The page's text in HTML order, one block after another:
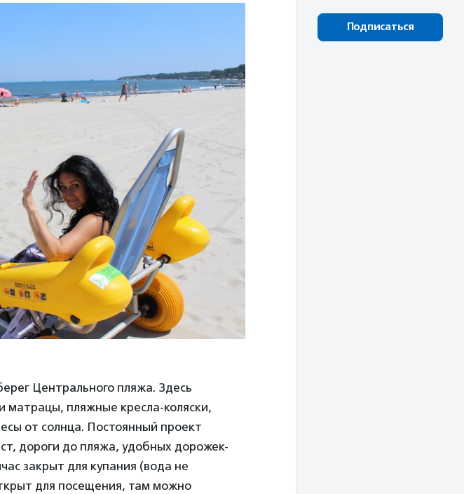
Центрального пляжа. Здесь
матрацы, пляжные кресла-коляски,
от солнца. Постоянный проект
дороги до пляжа, удобных дорожек-
закрыт для купания (вода не
для посещения, там можно
Подписаться